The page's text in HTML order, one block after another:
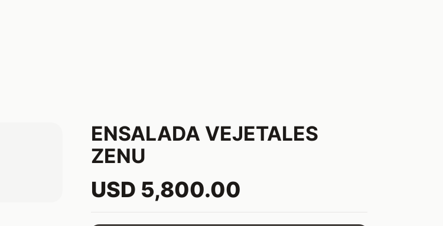
ENSALADA VEJETALES
ZENU
USD 5,800.00